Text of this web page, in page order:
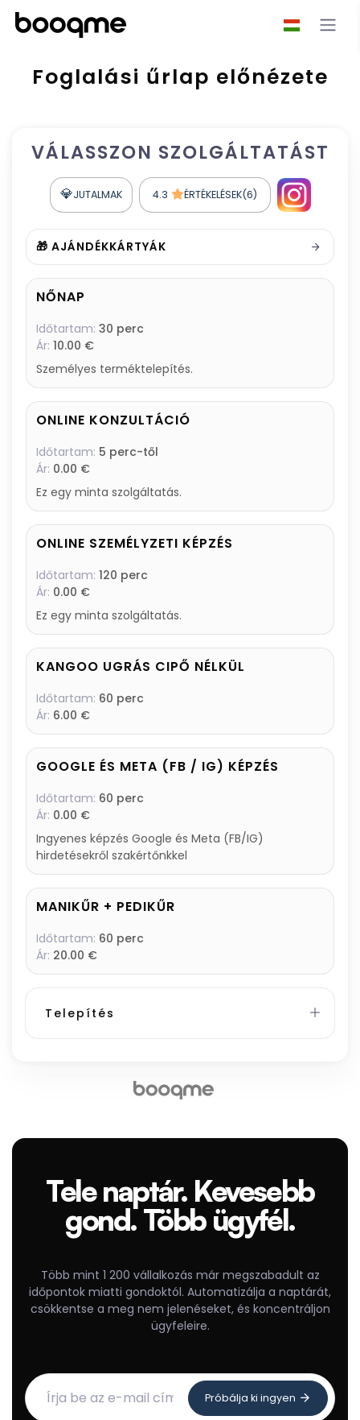
Foglalási űrlap előnézete
VÁLASSZON SZOLGÁLTATÁST
💎JUTALMAK 4.3 ÉRTÉKELÉSEK(6)
🎁 AJÁNDÉKKÁRTYÁK
NŐNAP
Időtartam: 30 perc
Ár: 10.00 €
Személyes terméktelepítés.
ONLINE KONZULTÁCIÓ
Időtartam: 5 perc-től
Ár: 0.00 €
Ez egy minta szolgáltatás.
ONLINE SZEMÉLYZETI KÉPZÉS
Időtartam: 120 perc
Ár: 0.00 €
Ez egy minta szolgáltatás.
KANGOO UGRÁS CIPŐ NÉLKÜL
Időtartam: 60 perc
Ár: 6.00 €
GOOGLE ÉS META (FB / IG) KÉPZÉS
Időtartam: 60 perc
Ár: 0.00 €
Ingyenes képzés Google és Meta (FB/IG)
hirdetésekről szakértőnkkel
MANIKŰR + PEDIKŰR
Időtartam: 60 perc
Ár: 20.00 €
Telepítés
Tele naptár. Kevesebb
gond. Több ügyfél.
Több mint 1 200 vállalkozás már megszabadult az
időpontok miatti gondoktól. Automatizálja a naptárát,
csökkentse a meg nem jelenéseket, és koncentráljon
ügyfeleire.
Próbálja ki ingyen